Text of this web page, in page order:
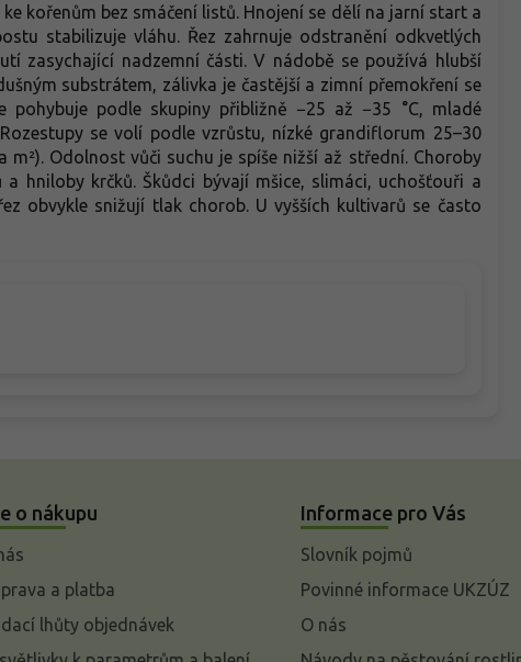
kořenům bez smáčení listů. Hnojení se dělí na jarní start a
stabilizuje vláhu. Řez zahrnuje odstranění odkvetlých
zasychající nadzemní části. V nádobě se používá hlubší
substrátem, zálivka je častější a zimní přemokření se
pohybuje podle skupiny přibližně −25 až −35 °C, mladé
se volí podle vzrůstu, nízké grandiflorum 25–30
m²). Odolnost vůči suchu je spíše nižší až střední. Choroby
hniloby krčků. Škůdci bývají mšice, slimáci, uchošťouři a
obvykle snižují tlak chorob. U vyšších kultivarů se často
o nákupu
a platba
lhůty objednávek
Informace pro Vás
Slovník pojmů
Povinné informace UKZÚZ
O nás